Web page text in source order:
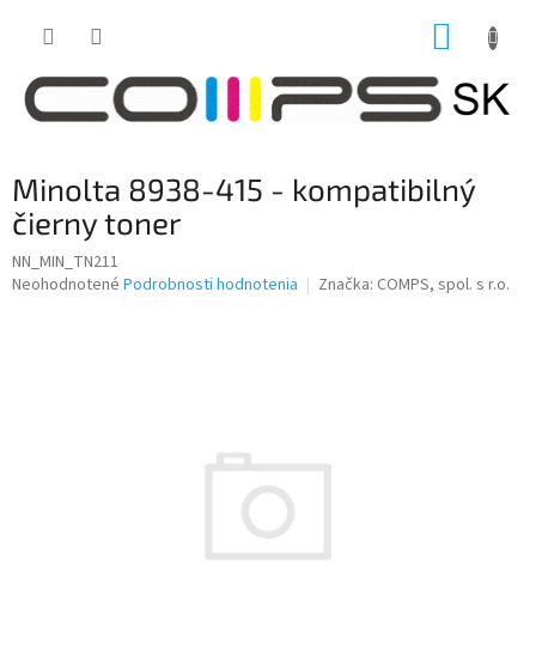
Minolta 8938-415 - kompatibilný
čierny toner
NN_MIN_TN211
Priemerné
Neohodnotené Podrobnosti hodnotenia Značka: COMPS, spol. s r.o.